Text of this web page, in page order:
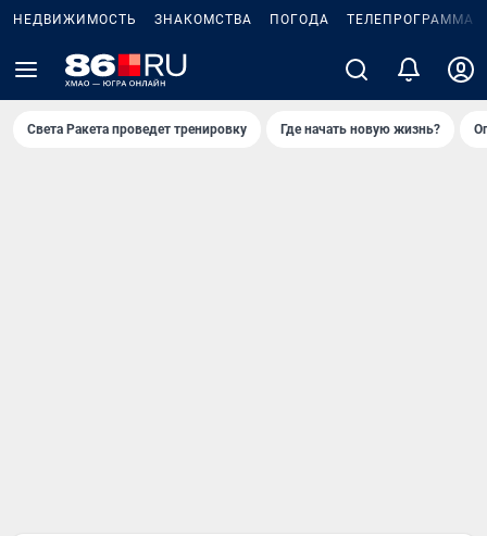
НЕДВИЖИМОСТЬ ЗНАКОМСТВА ПОГОДА ТЕЛЕПРОГРАММА
Света Ракета проведет тренировку Где начать новую жизнь?